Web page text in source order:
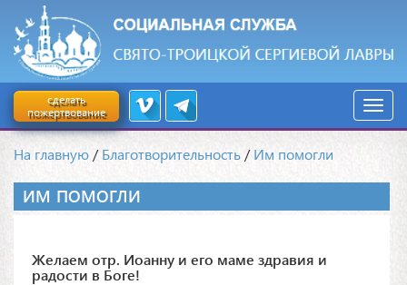
сделать
пожертвование
На главную /Благотворительность /Им помогли
ИМ ПОМОГЛИ
Желаем отр. Иоанну и его маме здравия и
радости в Боге!